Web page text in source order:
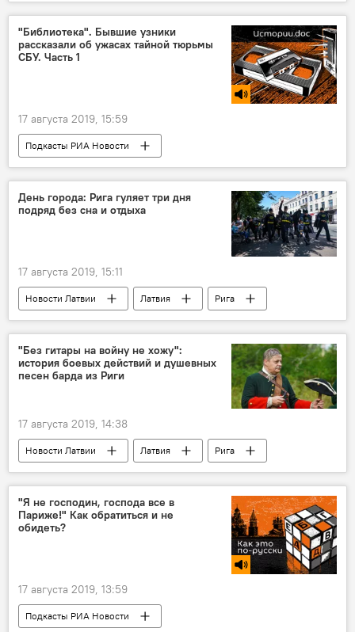
США
"Библиотека". Бывшие узники
рассказали об ужасах тайной тюрьмы
СБУ. Часть 1
17 августа 2019, 15:59
Подкасты РИА Новости
Радио Sputnik Латвия
тюрьма
День города: Рига гуляет три дня
подряд без сна и отдыха
17 августа 2019, 15:11
Новости Латвии Латвия
Рига
День города
праздник
"Без гитары на войну не хожу":
история боевых действий и душевных
песен барда из Риги
17 августа 2019, 14:38
Новости Латвии Латвия
Рига
музыкант
"Я не господин, господа все в
Париже!" Как обратиться и не
обидеть?
17 августа 2019, 13:59
Подкасты РИА Новости